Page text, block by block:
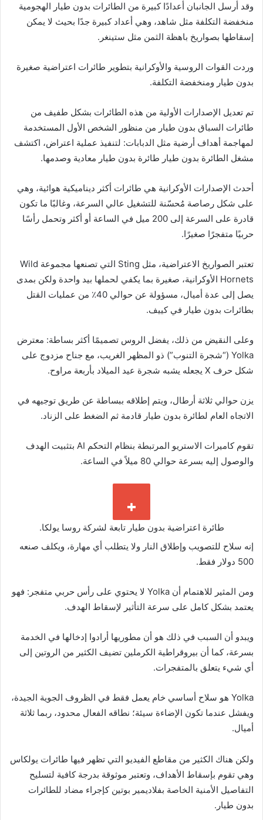
وقد أرسل الجانبان أعدادًا كبيرة من الطائرات بدون طيار الهجومية
منخفضة التكلفة مثل شاهد، وهي أعداد كبيرة جدًا بحيث لا يمكن
إسقاطها بصواريخ باهظة الثمن مثل ستينغر.
وردت القوات الروسية والأوكرانية بتطوير طائرات اعتراضية صغيرة
بدون طيار ومنخفضة التكلفة.
تم تعديل الإصدارات الأولية من هذه الطائرات بشكل طفيف من
طائرات السباق بدون طيار من منظور الشخص الأول المستخدمة
لمهاجمة أهداف أرضية مثل الدبابات: لتنفيذ عملية اعتراض، اكتشف
مشغل الطائرة بدون طيار طائرة بدون طيار معادية وصدمها.
أحدث الإصدارات الأوكرانية هي طائرات أكثر ديناميكية هوائية، وهي
على شكل رصاصة مُحسّنة للتشغيل عالي السرعة، وغالبًا ما تكون
قادرة على السرعة إلى 200 ميل في الساعة أو أكثر وتحمل رأسًا
حربيًا متفجرًا صغيرًا.
تعتبر الصواريخ الاعتراضية، مثل Sting التي تصنعها مجموعة Wild
Hornets الأوكرانية، صغيرة بما يكفي لحملها بيد واحدة ولكن بمدى
يصل إلى عدة أميال، مسؤولة عن حوالي 40٪ من عمليات القتل
بطائرات بدون طيار في كييف.
وعلى النقيض من ذلك، يفضل الروس تصميمًا أكثر بساطة: معترض
Yolka (“شجرة التنوب”) ذو المظهر الغريب، مع جناح مزدوج على
شكل حرف X يجعله يشبه شجرة عيد الميلاد بأربعة مراوح.
يزن حوالي ثلاثة أرطال، ويتم إطلاقه ببساطة عن طريق توجيهه في
الاتجاه العام لطائرة بدون طيار قادمة ثم الضغط على الزناد.
تقوم كاميرات الاستريو المرتبطة بنظام التحكم AI بتثبيت الهدف
والوصول إليه بسرعة حوالي 80 ميلاً في الساعة.
طائرة اعتراضية بدون طيار تابعة لشركة روسا يولكا.
إنه سلاح للتصويب وإطلاق النار ولا يتطلب أي مهارة، ويكلف صنعه
500 دولار فقط.
ومن المثير للاهتمام أن Yolka لا يحتوي على رأس حربي متفجر: فهو
يعتمد بشكل كامل على سرعة التأثير لإسقاط الهدف.
ويبدو أن السبب في ذلك هو أن مطوريها أرادوا إدخالها في الخدمة
بسرعة، كما أن بيروقراطية الكرملين تضيف الكثير من الروتين إلى
أي شيء يتعلق بالمتفجرات.
Yolka هو سلاح أساسي خام يعمل فقط في الظروف الجوية الجيدة،
ويفشل عندما تكون الإضاءة سيئة؛ نطاقه الفعال محدود، ربما ثلاثة
أميال.
ولكن هناك الكثير من مقاطع الفيديو التي تظهر فيها طائرات يولكاس
وهي تقوم بإسقاط الأهداف، وتعتبر موثوقة بدرجة كافية لتسليح
التفاصيل الأمنية الخاصة بفلاديمير بوتين كإجراء مضاد للطائرات
بدون طيار.